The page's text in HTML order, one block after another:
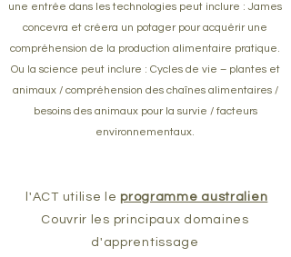
une entrée dans les technologies peut inclure : James
concevra et créera un potager pour acquérir une
compréhension de la production alimentaire pratique.
Ou la science peut inclure : Cycles de vie – plantes et
animaux / compréhension des chaînes alimentaires /
besoins des animaux pour la survie / facteurs
environnementaux.
l'ACT utilise le programme australien
Couvrir les principaux domaines
d'apprentissage